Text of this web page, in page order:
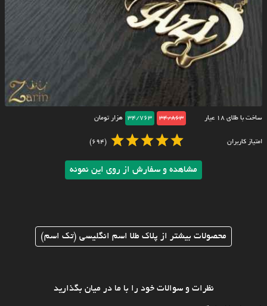
ساخت با طلای ۱۸ عیار 34/863
34/763 هزار تومان
امتیاز کاربران (694)
مشاهده و سفارش از روی این نمونه
محصولات بیشتر از پلاک طلا اسم انگلیسی (تک اسم)
نظرات و سوالات خود را با ما در میان بگذارید